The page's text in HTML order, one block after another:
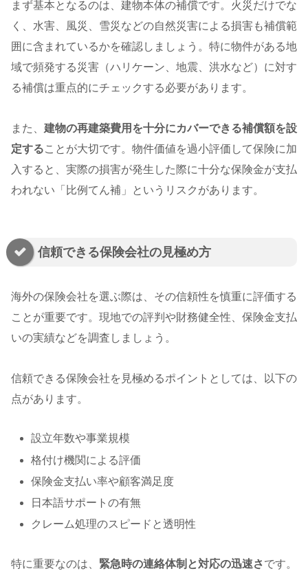
まず基本となるのは、建物本体の補償です。火災だけでな
く、水害、風災、雪災などの自然災害による損害も補償範
囲に含まれているかを確認しましょう。特に物件がある地
域で頻発する災害（ハリケーン、地震、洪水など）に対す
る補償は重点的にチェックする必要があります。
また、 建物の再建築費用を十分にカバーできる補償額を設
定することが大切です。物件価値を過小評価して保険に加
入すると、実際の損害が発生した際に十分な保険金が支払
われない「比例てん補」というリスクがあります。
信頼できる保険会社の見極め方
海外の保険会社を選ぶ際は、その信頼性を慎重に評価する
ことが重要です。現地での評判や財務健全性、保険金支払
いの実績などを調査しましょう。
信頼できる保険会社を見極めるポイントとしては、以下の
点があります。
設立年数や事業規模
格付け機関による評価
保険金支払い率や顧客満足度
日本語サポートの有無
クレーム処理のスピードと透明性
特に重要なのは、 緊急時の連絡体制と対応の迅速さです。